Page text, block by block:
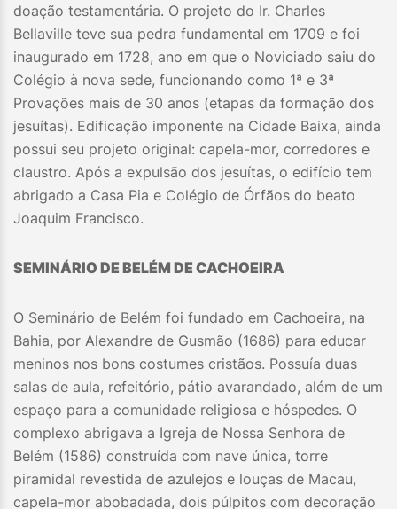
doação testamentária. O projeto do Ir. Charles
Bellaville teve sua pedra fundamental em 1709 e foi
inaugurado em 1728, ano em que o Noviciado saiu do
Colégio à nova sede, funcionando como 1ª e 3ª
Provações mais de 30 anos (etapas da formação dos
jesuítas). Edificação imponente na Cidade Baixa, ainda
possui seu projeto original: capela-mor, corredores e
claustro. Após a expulsão dos jesuítas, o edifício tem
abrigado a Casa Pia e Colégio de Órfãos do beato
Joaquim Francisco.
SEMINÁRIO DE BELÉM DE CACHOEIRA
O Seminário de Belém foi fundado em Cachoeira, na
Bahia, por Alexandre de Gusmão (1686) para educar
meninos nos bons costumes cristãos. Possuía duas
salas de aula, refeitório, pátio avarandado, além de um
espaço para a comunidade religiosa e hóspedes. O
complexo abrigava a Igreja de Nossa Senhora de
Belém (1586) construída com nave única, torre
piramidal revestida de azulejos e louças de Macau,
capela-mor abobadada, dois púlpitos com decoração